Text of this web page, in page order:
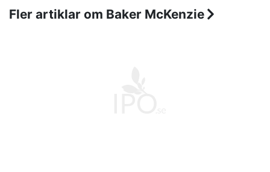
Fler artiklar om Baker McKenzie